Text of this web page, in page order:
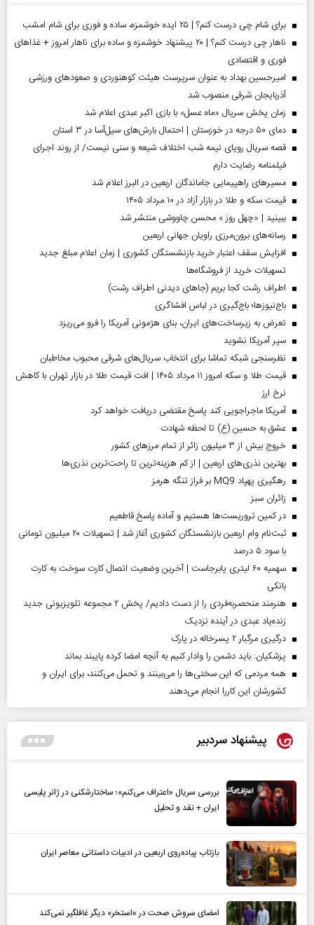
برای شام چی درست کنم؟ | ۲۵ ایده خوشمزه، ساده و فوری برای شام امشب
ناهار چی درست کنم؟ | ۲۰ پیشنهاد خوشمزه و ساده برای ناهار امروز + غذاهای
فوری و اقتصادی
امیرحسین بهداد به عنوان سرپرست هیئت کوهنوردی و صعودهای ورزشی
آذربایجان شرقی منصوب شد
زمان پخش سریال «ماه عسل» با بازی اکبر عبدی اعلام شد
دمای ۵۰ درجه در خوزستان | احتمال بارش‌های سیل‌آسا در ۳ استان
قصه سریال رویای نیمه شب اختلاف شیعه و سنی نیست/ از روند اجرای
فیلمنامه رضایت دارم
مسیر‌های راهپیمایی جاماندگان اربعین در البرز اعلام شد
قیمت سکه و طلا در بازار آزاد در ۱۰ مرداد ۱۴۰۵
ببینید | «چهل روز » محسن چاووشی منتشر شد
رسانه‌های برون‌مرزی راویان جهانی اربعین
افزایش سقف اعتبار خرید بازنشستگان کشوری | زمان اعلام مبلغ جدید
تسهیلات خرید از فروشگاه‌ها
اطراف رشت کجا بریم (جاهای دیدنی اطراف رشت)
باج‌نیوزها؛ باج‌گیری در لباس افشاگری
تعرض به زیرساخت‌های ایران، بنای هژمونی آمریکا را فرو می‌ریزد
سپر آمریکا نشوید
نظرسنجی شبکه تماشا برای انتخاب سریال‌های شرقی محبوب مخاطبان
قیمت طلا و سکه امروز ۱۱ مرداد ۱۴۰۵ | افت قیمت طلا در بازار تهران با کاهش
نرخ ارز
آمریکا ماجراجویی کند پاسخ مقتضی دریافت خواهد کرد
عشق به حسین (ع) تا لحظه شهادت
خروج بیش از ۳ میلیون زائر از تمام مرز‌های کشور
بهترین نذری‌های اربعین | از کم هزینه‌ترین تا راحت‌ترین نذری‌ها
رهگیری پهپاد MQ9 بر فراز تنگه هرمز
‌زائران سبز
در کمین تروریست‌ها هستیم و آماده پاسخ قاطعیم
ثبت‌نام وام اربعین بازنشستگان کشوری آغاز شد | تسهیلات ۲۰ میلیون تومانی
با سود ۵ درصد
سهمیه ۶۰ لیتری پابرجاست | آخرین وضعیت اتصال کارت سوخت به کارت
بانکی
هنرمند منحصر‌به‌فردی را از دست دادیم/ پخش ۲ مجموعه تلویزیونی جدید
زنده‌یاد عبدی در آینده نزدیک
درگیری مرگبار ۲ پسرخاله در پارک
پزشکیان: باید دشمن را وادار کنیم به آنچه امضا کرده پایبند بماند
همه مردمی که این سختی‌ها را می‌بینند و تحمل می‌کنند، برای ایران و
کشورشان این کاررا انجام می‌دهند
پیشنهاد سردبیر
بررسی سریال «اعتراف می‌کنم»؛ ساختارشکنی در ژانر پلیسی
ایران + نقد و تحلیل
بازتاب پیاده‌روی اربعین در ادبیات داستانی معاصر ایران
امضای سروش صحت در «استخر» دیگر غافلگیر نمی‌کند